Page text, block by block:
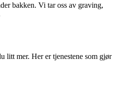
bakken. Vi tar oss av graving,
litt mer. Her er tjenestene som gjør